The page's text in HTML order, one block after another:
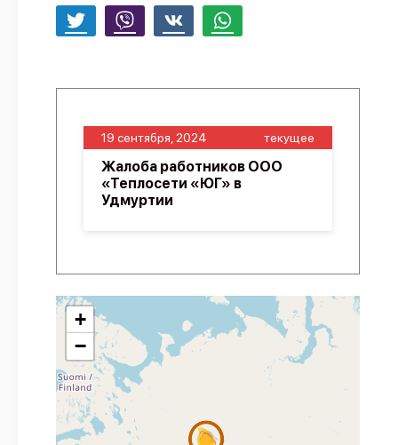
19 сентября, 2024 текущее
Жалоба работников ООО
«Теплосети «ЮГ» в
Удмуртии
+
−